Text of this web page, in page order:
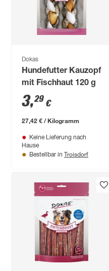
Dokas
Hundefutter Kauzopf
mit Fischhaut 120 g
3,29 €
27,42 € / Kilogramm
Keine Lieferung nach
Hause
Bestellbar in Troisdorf